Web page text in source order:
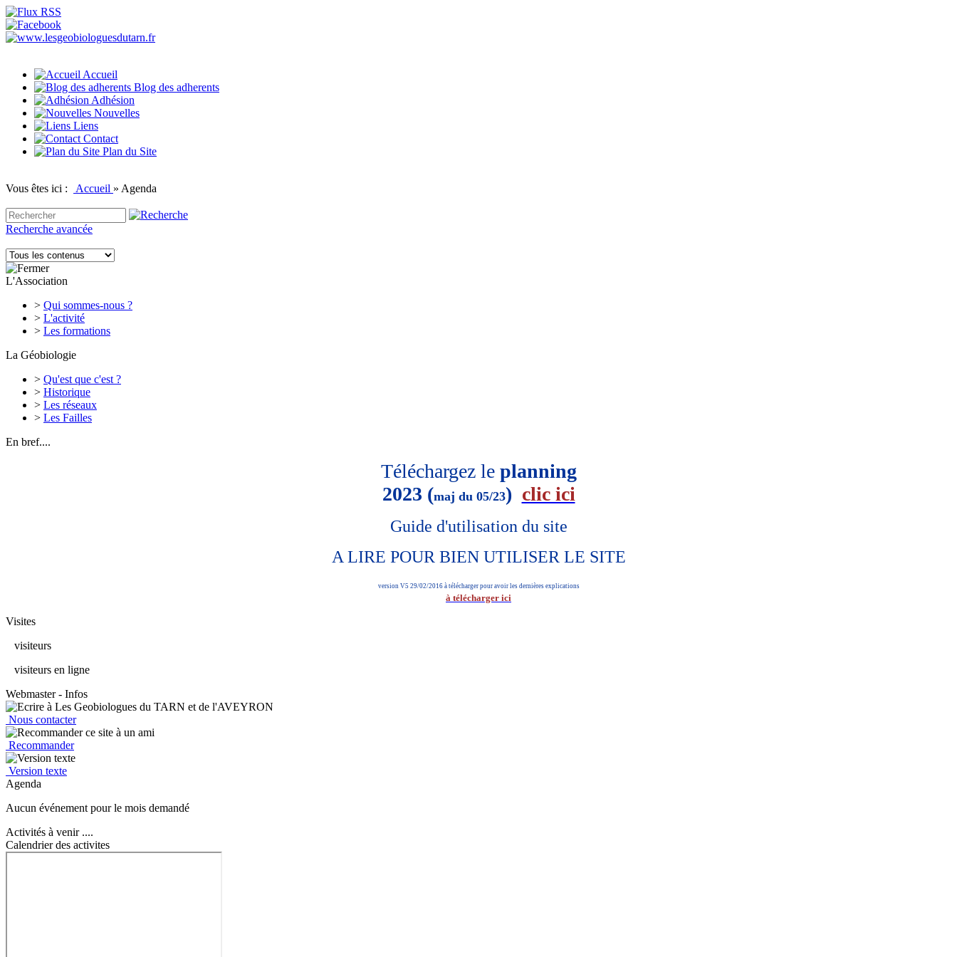
Accueil
Blog des adherents
Adhésion
Nouvelles
Liens
Contact
Plan du Site
Vous êtes ici : Accueil » Agenda
Recherche avancée
L'Association
> Qui sommes-nous ?
> L'activité
> Les formations
La Géobiologie
> Qu'est que c'est ?
> Historique
> Les réseaux
> Les Failles
En bref....
Téléchargez le planning
2023 (maj du 05/23) clic ici
Guide d'utilisation du site
A LIRE POUR BIEN UTILISER LE SITE
version V5 29/02/2016 à télécharger pour avoir les dernières explications
à télécharger ici
Visites
visiteurs
visiteurs en ligne
Webmaster - Infos
Nous contacter
Recommander
Version texte
Agenda
Aucun événement pour le mois demandé
Activités à venir ....
Calendrier des activites